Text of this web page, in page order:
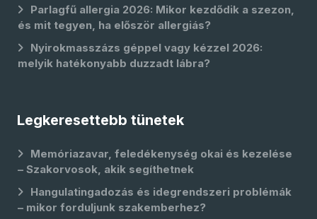
Parlagfű allergia 2026: Mikor kezdődik a szezon,
és mit tegyen, ha először allergiás?
Nyirokmasszázs géppel vagy kézzel 2026:
melyik hatékonyabb duzzadt lábra?
Legkeresettebb tünetek
Memóriazavar, feledékenység okai és kezelése
– Szakorvosok, akik segíthetnek
Hangulatingadozás és idegrendszeri problémák
– mikor forduljunk szakemberhez?